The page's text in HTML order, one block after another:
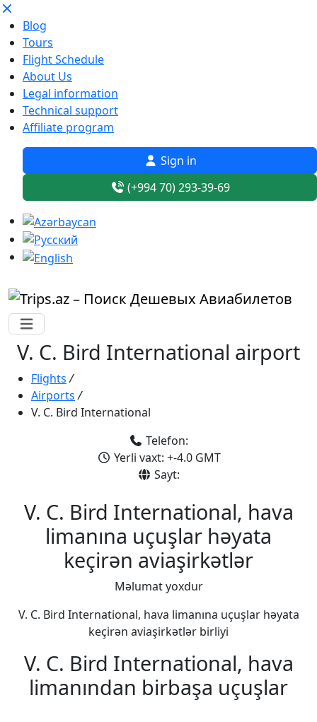
Blog
Tours
Flight Schedule
About Us
Legal information
Technical support
Affiliate program
Sign in
(+994 70) 293-39-69
V. C. Bird International airport
Flights /
Airports /
V. C. Bird International
Telefon:
Yerli vaxt: +-4.0 GMT
Sayt:
V. C. Bird International, hava
limanına uçuşlar həyata
keçirən aviaşirkətlər
Məlumat yoxdur
V. C. Bird International, hava limanına uçuşlar həyata
keçirən aviaşirkətlər birliyi
V. C. Bird International, hava
limanından birbaşa uçuşlar